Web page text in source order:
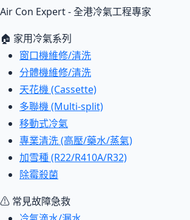
Air Con Expert - 全港冷氣工程專家
🏠 家用冷氣系列
窗口機維修/清洗
分體機維修/清洗
天花機 (Cassette)
多聯機 (Multi-split)
移動式冷氣
專業清洗 (高壓/藥水/蒸氣)
加雪種 (R22/R410A/R32)
除霉殺菌
⚠ 常見故障急救